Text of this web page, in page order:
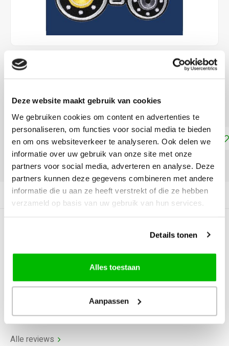
Deze website maakt gebruik van cookies
We gebruiken cookies om content en advertenties te
personaliseren, om functies voor social media te bieden
en om ons websiteverkeer te analyseren. Ook delen we
informatie over uw gebruik van onze site met onze
partners voor social media, adverteren en analyse. Deze
partners kunnen deze gegevens combineren met andere
informatie die u aan ze heeft verstrekt of die ze hebben
verzameld op basis van uw gebruik van hun services.
Details tonen
Alles toestaan
Aanpassen
€4,99
Lees meer
Toevoegen aan winkelwagen
DELEN:
Productomschrijving
0Reviews
Alle reviews